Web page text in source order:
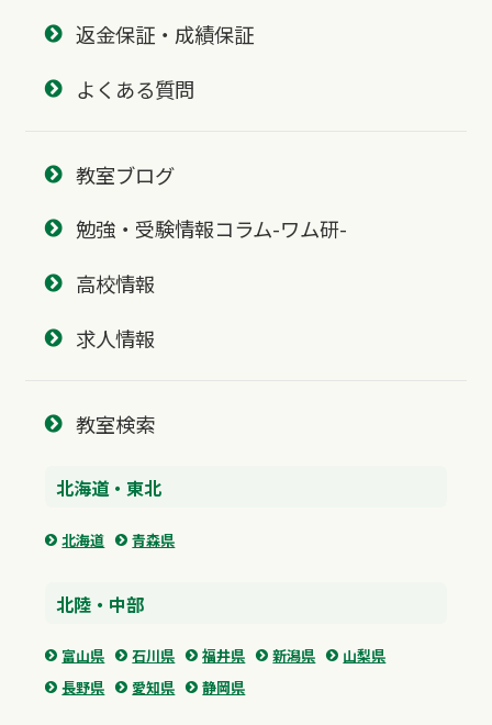
返金保証・成績保証
よくある質問
教室ブログ
勉強・受験情報コラム-ワム研-
高校情報
求人情報
教室検索
北海道・東北
北海道 青森県
北陸・中部
富山県 石川県 福井県 新潟県
山梨県
長野県
愛知県 静岡県